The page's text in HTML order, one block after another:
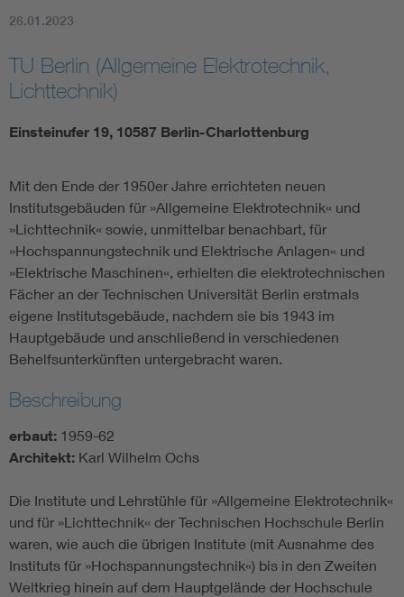
26.01.2023
TU Berlin (Allgemeine Elektrotechnik,
Lichttechnik)
Einsteinufer 19, 10587 Berlin-Charlottenburg
Mit den Ende der 1950er Jahre errichteten neuen
Institutsgebäuden für »Allgemeine Elektrotechnik« und
»Lichttechnik« sowie, unmittelbar benachbart, für
»Hochspannungstechnik und Elektrische Anlagen« und
»Elektrische Maschinen«, erhielten die elektrotechnischen
Fächer an der Technischen Universität Berlin erstmals
eigene Institutsgebäude, nachdem sie bis 1943 im
Hauptgebäude und anschließend in verschiedenen
Behelfsunterkünften untergebracht waren.
Beschreibung
erbaut: 1959-62
Architekt: Karl Wilhelm Ochs
Die Institute und Lehrstühle für »Allgemeine Elektrotechnik«
und für »Lichttechnik« der Technischen Hochschule Berlin
waren, wie auch die übrigen Institute (mit Ausnahme des
Instituts für »Hochspannungstechnik«) bis in den Zweiten
Weltkrieg hinein auf dem Hauptgelände der Hochschule